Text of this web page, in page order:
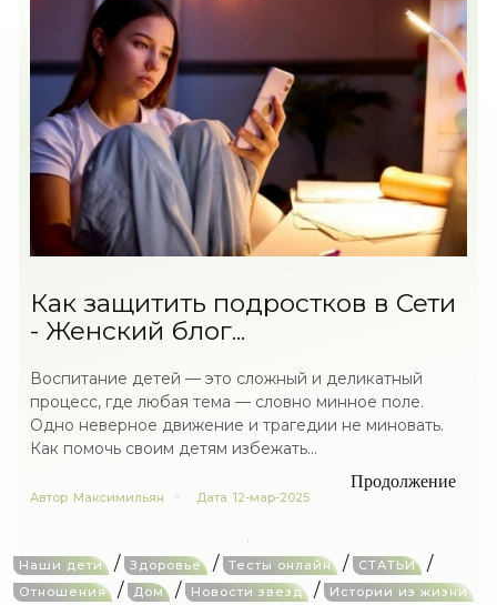
Как защитить подростков в Сети
- Женский блог...
Воспитание детей — это сложный и деликатный
процесс, где любая тема — словно минное поле.
Одно неверное движение и трагедии не миновать.
Как помочь своим детям избежать...
Продолжение
Автор Максимильян Дата 12-мар-2025
Наши дети / Здоровье / Тесты онлайн / СТАТЬИ /
Отношения / Дом / Новости звезд / Истории из жизни